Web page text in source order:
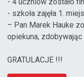
- szkoła zajęła 1.
– Pan Marek Hauke
opiekuna,
GRATULACJE !!!